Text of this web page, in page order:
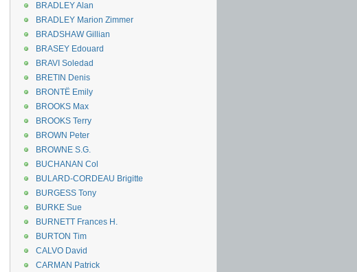
BRADLEY Alan
BRADLEY Marion Zimmer
BRADSHAW Gillian
BRASEY Edouard
BRAVI Soledad
BRETIN Denis
BRONTË Emily
BROOKS Max
BROOKS Terry
BROWN Peter
BROWNE S.G.
BUCHANAN Col
BULARD-CORDEAU Brigitte
BURGESS Tony
BURKE Sue
BURNETT Frances H.
BURTON Tim
CALVO David
CARMAN Patrick